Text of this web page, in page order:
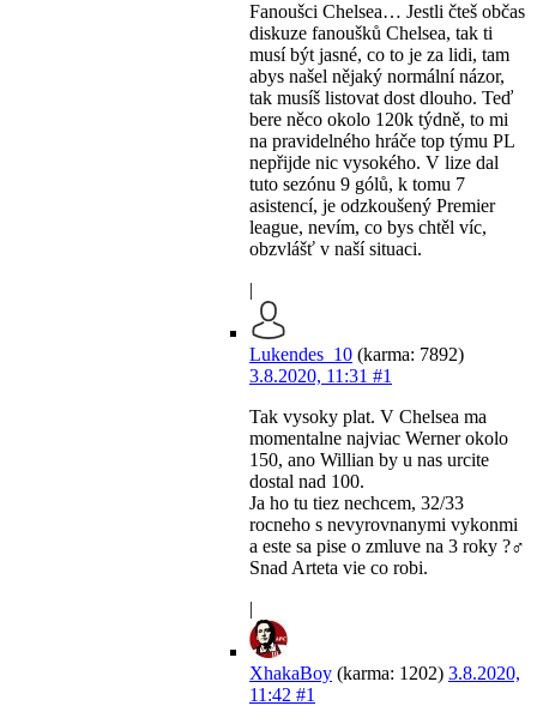
Fanoušci Chelsea… Jestli čteš občas
diskuze fanoušků Chelsea, tak ti
musí být jasné, co to je za lidi, tam
abys našel nějaký normální názor,
tak musíš listovat dost dlouho. Teď
bere něco okolo 120k týdně, to mi
na pravidelného hráče top týmu PL
nepřijde nic vysokého. V lize dal
tuto sezónu 9 gólů, k tomu 7
asistencí, je odzkoušený Premier
league, nevím, co bys chtěl víc,
obzvlášť v naší situaci.
|
Lukendes_10 (karma: 7892)
3.8.2020, 11:31 #1
Tak vysoky plat. V Chelsea ma
momentalne najviac Werner okolo
150, ano Willian by u nas urcite
dostal nad 100.
Ja ho tu tiez nechcem, 32/33
rocneho s nevyrovnanymi vykonmi
a este sa pise o zmluve na 3 roky ?‍♂️
Snad Arteta vie co robi.
|
XhakaBoy (karma: 1202) 3.8.2020,
11:42 #1